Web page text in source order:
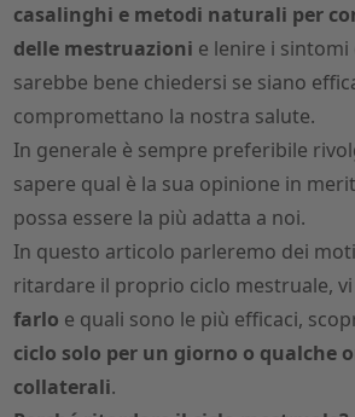
casalinghi e metodi naturali per
delle mestruazioni e lenire i sintomi
sarebbe bene chiedersi se siano
compromettano la nostra salute.
In generale è sempre preferibile
sapere qual è la sua opinione in
possa essere la più adatta a noi.
In questo articolo parleremo dei
ritardare il proprio ciclo mestruale,
farlo e quali sono le più efficaci,
ciclo solo per un giorno o qualche
collaterali.